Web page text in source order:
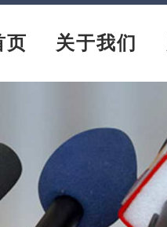
页 关于我们